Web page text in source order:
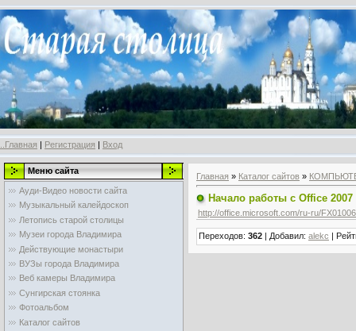
..Главная | Регистрация | Вход
Меню сайта
Ауди-Видео новости сайта
Музыкальный калейдоскоп
Летопись старой столицы
Музеи города Владимира
Действующие монастыри
ВУЗы города Владимира
Веб камеры Владимира
Сунгирская стоянка
Фотоальбом
Каталог сайтов
Главная » Каталог сайтов »
Начало работы с Officе 2007
http://office.microsoft.com/ru-ru/
Переходов: 362 | Добавил: alekc |